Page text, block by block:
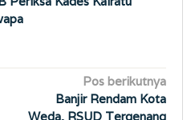
Pos berikutnya
Banjir Rendam Kota
Weda, RSUD Tergenang